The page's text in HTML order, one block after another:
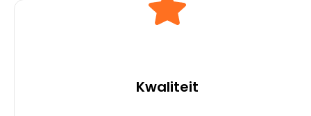
Kwaliteit